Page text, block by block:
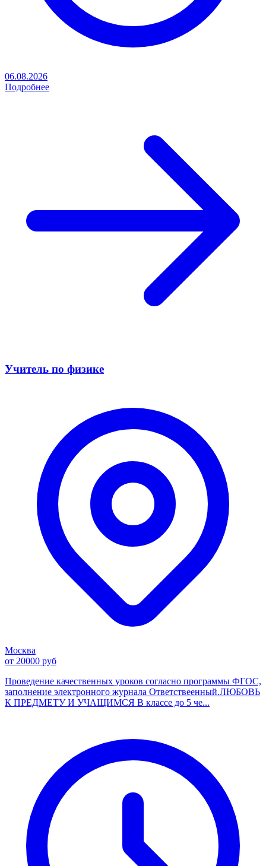
06.08.2026
Подробнее
Учитель по физике
Москва
от 20000 руб
Проведение качественных уроков согласно программы ФГОС,
заполнение электронного журнала Ответствеенный.ЛЮБОВЬ
К ПРЕДМЕТУ И УЧАЩИМСЯ В классе до 5 че...